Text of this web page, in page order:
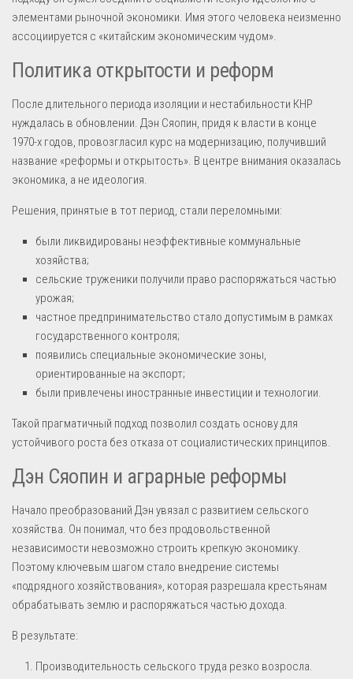
элементами рыночной экономики. Имя этого человека неизменно
ассоциируется с «китайским экономическим чудом».
Политика открытости и реформ
После длительного периода изоляции и нестабильности КНР
нуждалась в обновлении. Дэн Сяопин, придя к власти в конце
1970-х годов, провозгласил курс на модернизацию, получивший
название «реформы и открытость». В центре внимания оказалась
экономика, а не идеология.
Решения, принятые в тот период, стали переломными:
были ликвидированы неэффективные коммунальные
хозяйства;
сельские труженики получили право распоряжаться частью
урожая;
частное предпринимательство стало допустимым в рамках
государственного контроля;
появились специальные экономические зоны,
ориентированные на экспорт;
были привлечены иностранные инвестиции и технологии.
Такой прагматичный подход позволил создать основу для
устойчивого роста без отказа от социалистических принципов.
Дэн Сяопин и аграрные реформы
Начало преобразований Дэн увязал с развитием сельского
хозяйства. Он понимал, что без продовольственной
независимости невозможно строить крепкую экономику.
Поэтому ключевым шагом стало внедрение системы
«подрядного хозяйствования», которая разрешала крестьянам
обрабатывать землю и распоряжаться частью дохода.
В результате:
Производительность сельского труда резко возросла.